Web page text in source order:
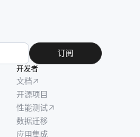
订阅
开发者
文档
开源项目
性能测试
数据迁移
应用集成